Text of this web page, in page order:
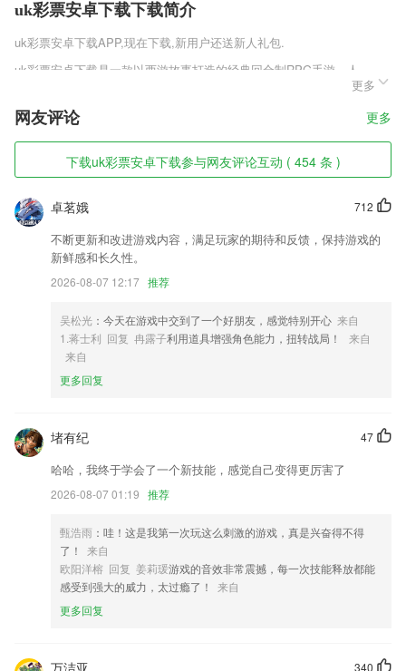
uk彩票安卓下载下载简介
uk彩票安卓下载APP,现在下载,新用户还送新人礼包.
uk彩票安卓下载是一款以西游故事打造的经典回合制RPG手游，人、
仙、魔三个种族随意选择，每个种族都能选择男女角色，你将感受到三个
种族强大的交战，游戏中有你所熟悉的梦幻风格和战斗场景，通过手指的
操作来感受最强烈的战斗，还有丰富的剧情和活动玩法内容，你将体验到
完美的经典传奇西游游戏。
uk彩票安卓下载软件特色
1,这里有一个很强大的功能就是拍照搜题，只需要把题目照片传上去即可
为你呈现解题方式。
2,帮助医生与病人进行联系，这里有丰富的医疗资源资料，医生随时都能
进行查询与学习。
3,全面满足数字化校园需求，支持管、教、学、考、评全过程。
4,灯塔听力检测软件可以通过不同频率、分贝声音，2265以图表直观展现
结果，快速诊断听力损伤情况；
5,强大的老师辅导团队
6,随时都可以找到您签约的医生，您就能及时获得医生提供的服务；
1.【钢琴谱库】汇聚海量钢琴曲谱，经典专辑。名家谱曲有巴赫十二平均
律、贝多芬奏鸣曲、李斯特匈牙利狂想曲、肖邦练习曲、车尔尼、莫扎特
3.AI互动课、电子点读课本、数字绘本和课课练等多样化数字产品形态，
可依据学校/机构已有课程体系灵活运用于课前、课中和课后，赋能整个
教学闭环。
4.北京名师，视频同步辅导；
6.海量教学课程资源，让用户的孩子学习到丰富的早教知识；
更多
网友评论 更多
下载uk彩票安卓下载参与网友评论互动 ( 454 条 )
712
卓茗娥
不断更新和改进游戏内容，满足玩家的期待和反馈，保持游戏的
新鲜感和长久性。
2026-08-07 12:17 推荐
吴松光 ：今天在游戏中交到了一个好朋友，感觉特别开心 来自
1.蒋士利 回复 冉露子利用道具增强角色能力，扭转战局！
来自
来自
更多回复
47
堵有纪
哈哈，我终于学会了一个新技能，感觉自己变得更厉害了
2026-08-07 01:19 推荐
甄浩雨 ：哇！这是我第一次玩这么刺激的游戏，真是兴奋得不得
了！
来自
欧阳洋榕 回复 姜莉瑗游戏的音效非常震撼，每一次技能释放都能
感受到强大的威力，太过瘾了！
来自
更多回复
340
万洁亚